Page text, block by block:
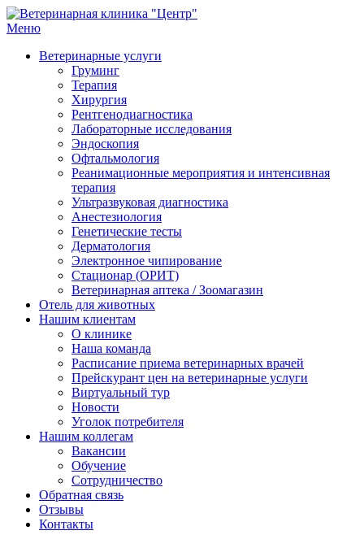
Меню
Ветеринарные услуги
Груминг
Терапия
Хирургия
Рентгенодиагностика
Лабораторные исследования
Эндоскопия
Офтальмология
Реанимационные мероприятия и интенсивная
терапия
Ультразвуковая диагностика
Анестезиология
Генетические тесты
Дерматология
Электронное чипирование
Стационар (ОРИТ)
Ветеринарная аптека / Зоомагазин
Отель для животных
Нашим клиентам
О клинике
Наша команда
Расписание приема ветеринарных врачей
Прейскурант цен на ветеринарные услуги
Виртуальный тур
Новости
Уголок потребителя
Нашим коллегам
Вакансии
Обучение
Сотрудничество
Обратная связь
Отзывы
Контакты